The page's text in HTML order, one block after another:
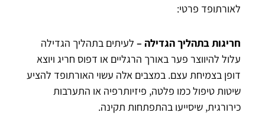
לאורתופד פרטי:
חריגות בתהליך הגדילה – לעיתים בתהליך הגדילה
עלול להיווצר פער באורך הרגליים או דפוס חריג ויוצא
דופן בצמיחת עצם. במצבים אלה עשוי האורתופד להציע
שיטות טיפול כמו פלטה, פיזיותרפיה או התערבות
כירורגית, שיסייעו בהתפתחות תקינה.